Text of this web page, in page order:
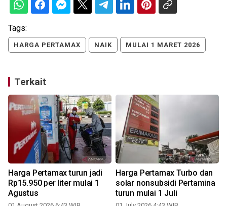
Tags:
HARGA PERTAMAX NAIK MULAI 1 MARET 2026
Terkait
Harga Pertamax turun jadi
Rp15.950 per liter mulai 1
Agustus
Harga Pertamax Turbo dan
solar nonsubsidi Pertamina
turun mulai 1 Juli